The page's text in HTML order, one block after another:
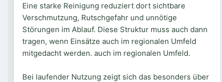
Eine starke Reinigung reduziert dort sichtbare
Verschmutzung, Rutschgefahr und unnötige
Störungen im Ablauf. Diese Struktur muss auch dann
tragen, wenn Einsätze auch im regionalen Umfeld
mitgedacht werden. auch im regionalen Umfeld.
Bei laufender Nutzung zeigt sich das besonders über